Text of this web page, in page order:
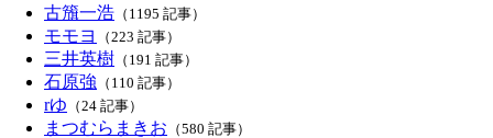
古籏一浩 （1195 記事）
モモヨ （223 記事）
三井英樹 （191 記事）
石原強 （110 記事）
rゆ （24 記事）
まつむらまきお （580 記事）